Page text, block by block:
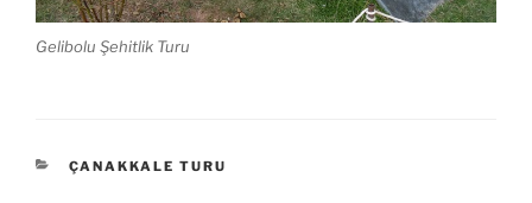
Gelibolu Şehitlik Turu
KATEGORILER
ÇANAKKALE TURU